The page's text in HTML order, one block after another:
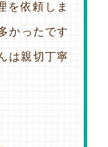
を依頼しま
かったです
は親切丁寧